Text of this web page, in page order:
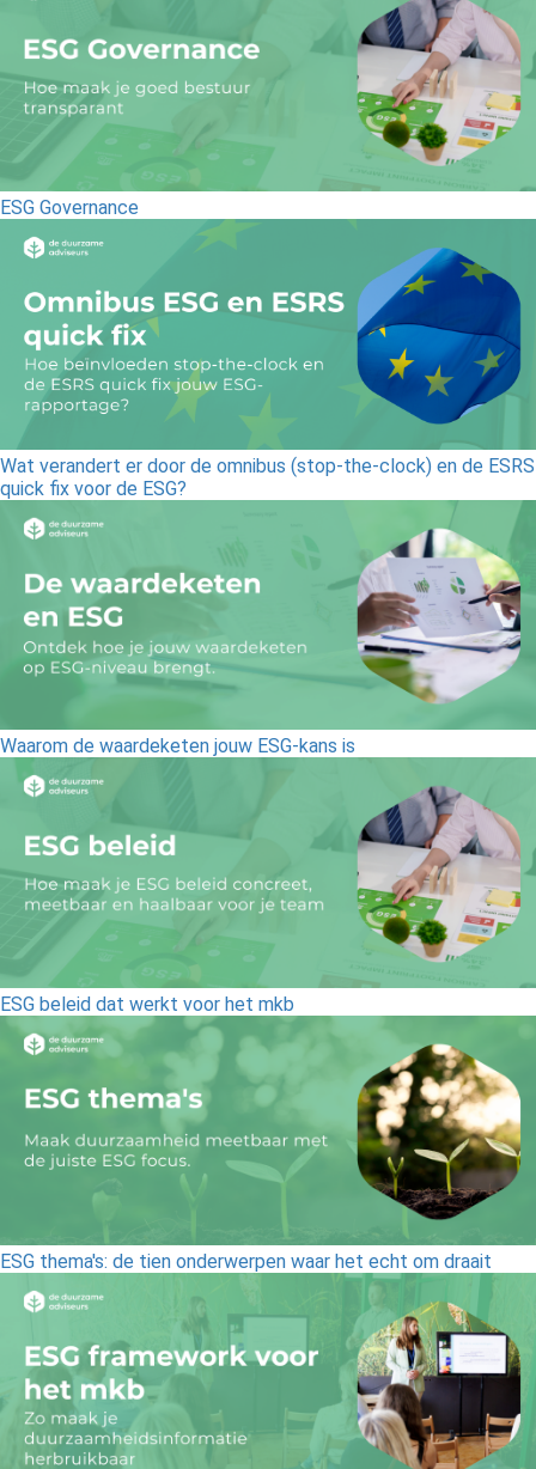
ESG Governance
Wat verandert er door de omnibus (stop-the-clock) en de ESRS
quick fix voor de ESG?
Waarom de waardeketen jouw ESG-kans is
ESG beleid dat werkt voor het mkb
ESG thema's: de tien onderwerpen waar het echt om draait